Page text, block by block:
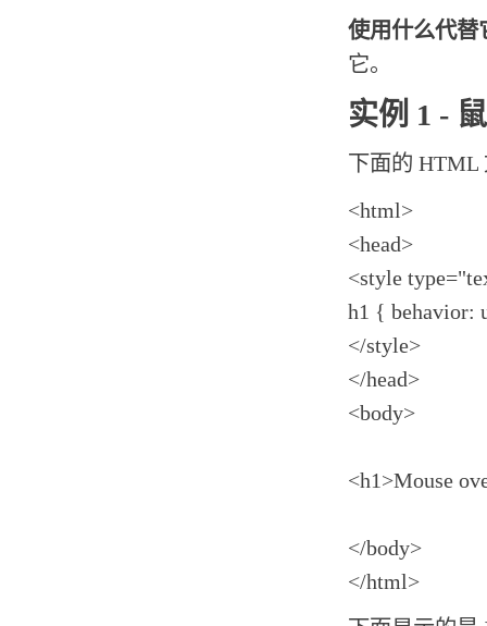
使用什么代替
它。
实例 1 -
下面的 HTML
<html>
<head>
<style
h1 { behavior:
</style>
</head>
<body>
<h1>Mouse
</body>
</html>